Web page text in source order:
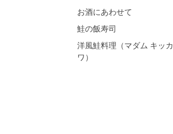
お酒にあわせて
鮭の飯寿司
洋風鮭料理（マダム キッカ
ワ）